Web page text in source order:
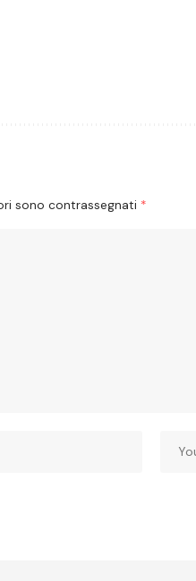
sono contrassegnati *